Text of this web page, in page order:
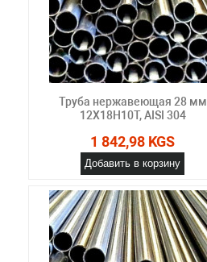
Труба нержавеющая 28 мм
12Х18Н10Т, AISI 304
1 842,98 KGS
Добавить в корзину